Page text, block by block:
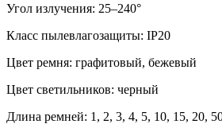
Угол излучения: 25–240°
Класс пылевлагозащиты: IP20
Цвет ремня: графитовый, бежевый
Цвет светильников: черный
Длина ремней: 1, 2, 3, 4, 5, 10, 15, 20,